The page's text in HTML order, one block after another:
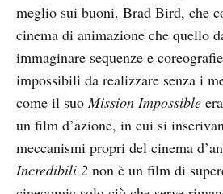
meglio sui buoni. Brad Bird, che
cinema di animazione che quello
immaginare sequenze e
impossibili da realizzare senza i
come il suo Mission Impossible
un film d’azione, in cui si
meccanismi propri del cinema
Incredibili 2 non è un film di